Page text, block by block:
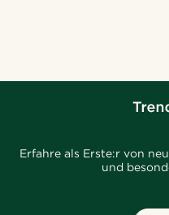
Erfahre als Erste:r von
und